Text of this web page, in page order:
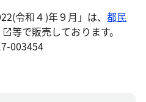
令和４)年９月」は、都民
等で販売しております。
003454